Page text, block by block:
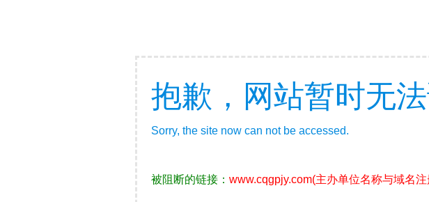
抱歉，网站暂时无法
Sorry, the site now can not be accessed.
被阻断的链接： www.cqgpjy.com(主办单位名称与域名